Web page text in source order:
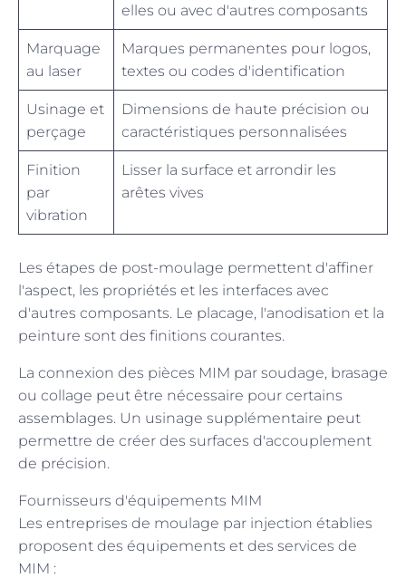
elles ou avec d'autres composants
Marquage
au laser
Marques permanentes pour logos,
textes ou codes d'identification
Usinage et
perçage
Dimensions de haute précision ou
caractéristiques personnalisées
Finition
par
vibration
Lisser la surface et arrondir les
arêtes vives
Les étapes de post-moulage permettent d'affiner
l'aspect, les propriétés et les interfaces avec
d'autres composants. Le placage, l'anodisation et la
peinture sont des finitions courantes.
La connexion des pièces MIM par soudage, brasage
ou collage peut être nécessaire pour certains
assemblages. Un usinage supplémentaire peut
permettre de créer des surfaces d'accouplement
de précision.
Fournisseurs d'équipements MIM
Les entreprises de moulage par injection établies
proposent des équipements et des services de
MIM :